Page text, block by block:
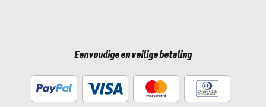
Eenvoudige en veilige betaling